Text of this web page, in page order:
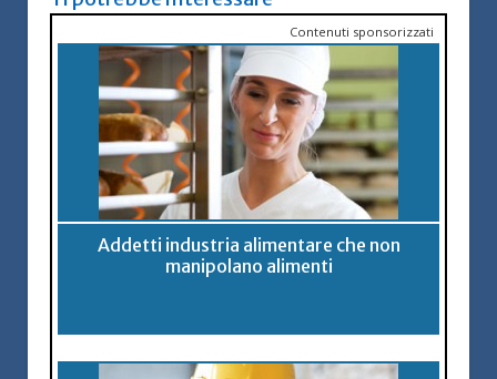
Contenuti sponsorizzati
Addetti industria alimentare che non
manipolano alimenti